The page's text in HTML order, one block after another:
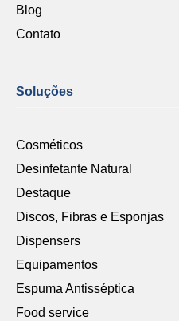
Blog
Contato
Soluções
Cosméticos
Desinfetante Natural
Destaque
Discos, Fibras e Esponjas
Dispensers
Equipamentos
Espuma Antisséptica
Food service